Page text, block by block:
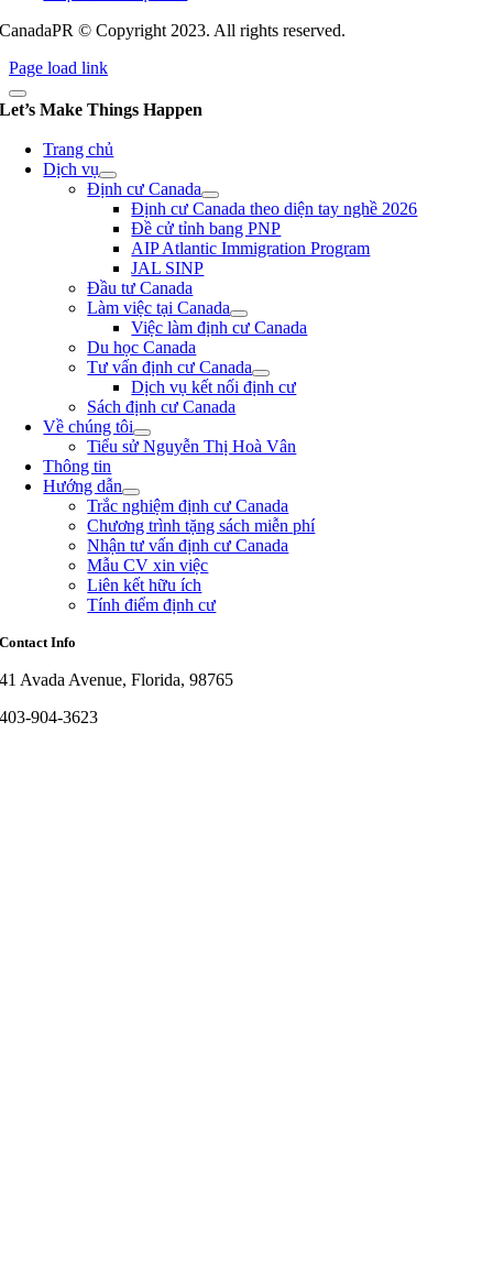
CanadaPR © Copyright 2023. All rights reserved.
Page load link
Let’s Make Things Happen
Trang chủ
Dịch vụ
Định cư Canada
Định cư Canada theo diện tay nghề 2026
Đề cử tỉnh bang PNP
AIP Atlantic Immigration Program
JAL SINP
Đầu tư Canada
Làm việc tại Canada
Việc làm định cư Canada
Du học Canada
Tư vấn định cư Canada
Dịch vụ kết nối định cư
Sách định cư Canada
Về chúng tôi
Tiểu sử Nguyễn Thị Hoà Vân
Thông tin
Hướng dẫn
Trắc nghiệm định cư Canada
Chương trình tặng sách miễn phí
Nhận tư vấn định cư Canada
Mẫu CV xin việc
Liên kết hữu ích
Tính điểm định cư
Contact Info
41 Avada Avenue, Florida, 98765
403-904-3623